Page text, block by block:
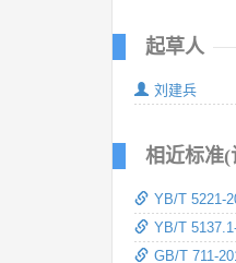
起草人
刘建兵
相近标准(
YB/T 5221-
YB/T
GB/T 711-